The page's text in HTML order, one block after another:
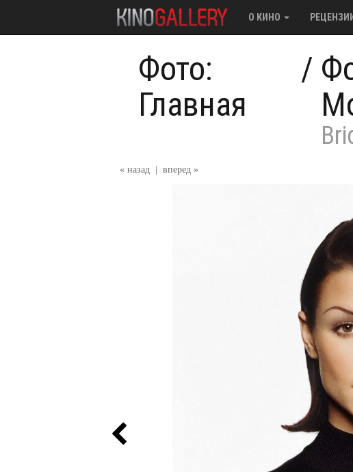
О КИНО РЕЦЕНЗИИ
Фото:
Главная
/
« назад вперед »